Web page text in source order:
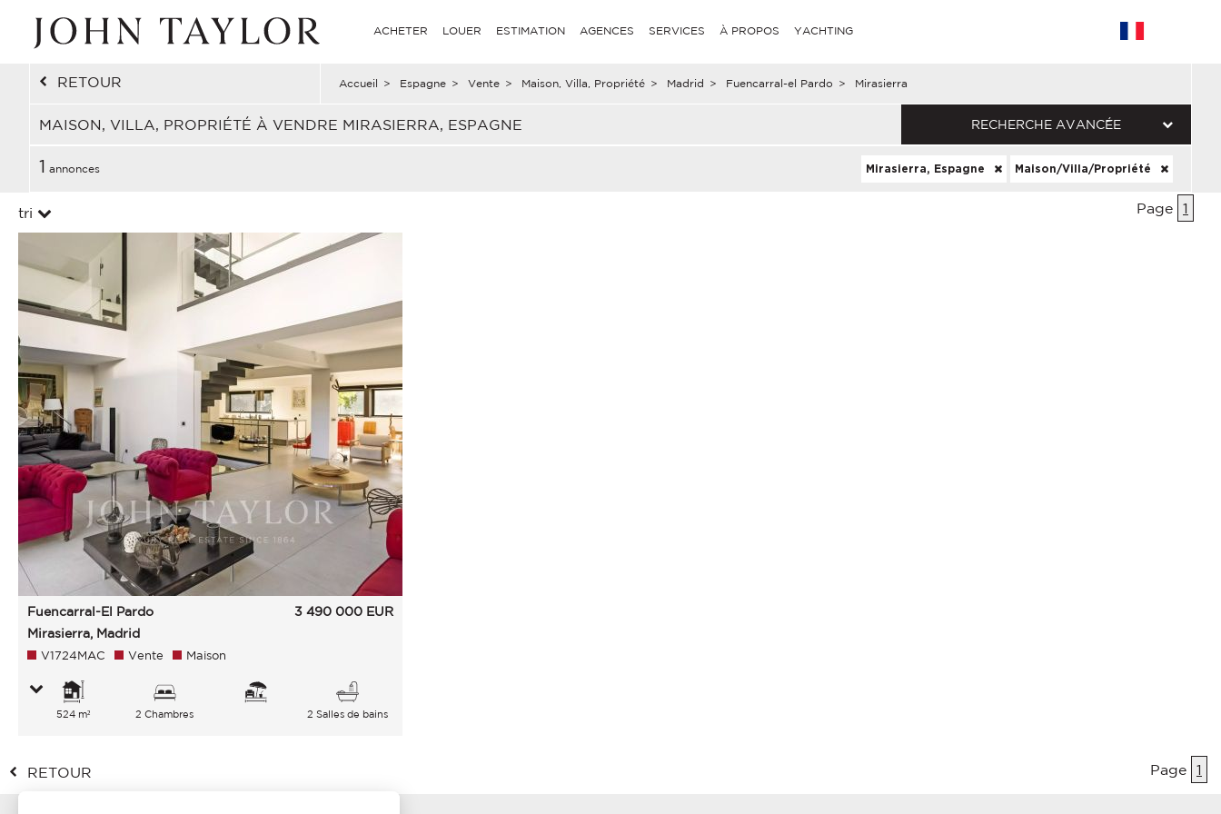
ACHETER LOUER ESTIMATION AGENCES SERVICES À PROPOS YACHTING
RETOUR Accueil > Espagne > Vente > Maison, Villa, Propriété > Madrid > Fuencarral-el Pardo > Mirasierra
MAISON, VILLA, PROPRIÉTÉ À VENDRE MIRASIERRA, ESPAGNE RECHERCHE AVANCÉE
1 annonces Mirasierra, Espagne Maison/Villa/Propriété
tri Page 1
Fuencarral-El Pardo
Mirasierra, Madrid
3 490 000 EUR
V1724MAC Vente Maison
524 m² 2 Chambres 2 Salles de bains
RETOUR Page 1